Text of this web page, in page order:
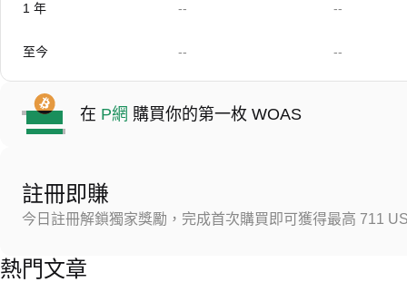
1 年 -- --
至今 -- --
在 P網 購買你的第一枚 WOAS
註冊即賺
今日註冊解鎖獨家獎勵，完成首次購買即可獲得最高 711
熱門文章